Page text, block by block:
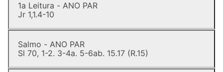
1a Leitura - ANO PAR
Jr 1,1.4-10
Salmo - ANO PAR
Sl 70, 1-2. 3-4a. 5-6ab. 15.17 (R.15)